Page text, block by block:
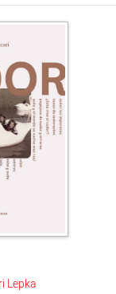
Lepka